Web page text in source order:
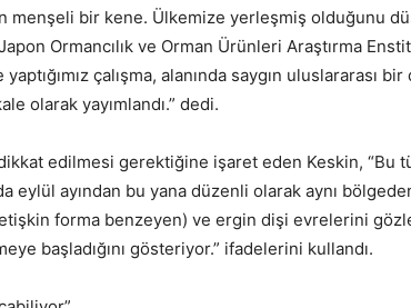
menşeli bir kene. Ülkemize yerleşmiş olduğunu
Ormancılık ve Orman Ürünleri Araştırma
çalışma, alanında saygın uluslararası
olarak yayımlandı.” dedi.
edilmesi gerektiğine işaret eden Keskin, “Bu
eylül ayından bu yana düzenli olarak aynı
forma benzeyen) ve ergin dişi evrelerini
başladığını gösteriyor.” ifadelerini kullandı.